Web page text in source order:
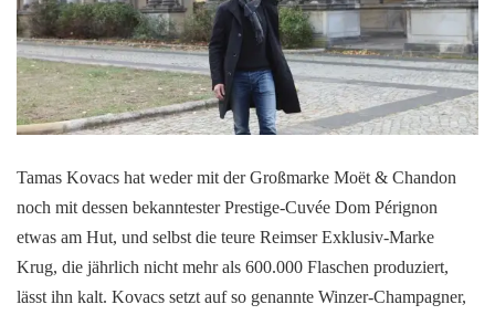
Tamas Kovacs hat weder mit der Großmarke Moët & Chandon
noch mit dessen bekanntester Prestige-Cuvée Dom Pérignon
etwas am Hut, und selbst die teure Reimser Exklusiv-Marke
Krug, die jährlich nicht mehr als 600.000 Flaschen produziert,
lässt ihn kalt. Kovacs setzt auf so genannte Winzer-Champagner,